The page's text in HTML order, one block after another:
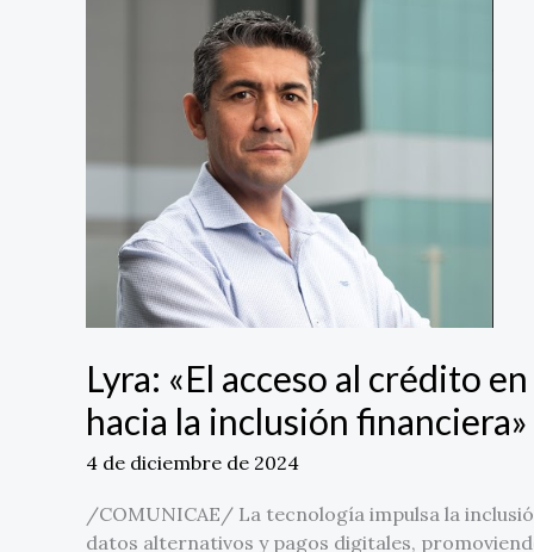
Lyra: «El acceso al crédito
hacia la inclusión financiera»
4 de diciembre de 2024
/COMUNICAE/ La tecnología impulsa la
datos alternativos y pagos digitales,
como
puente
hacia
inclusión